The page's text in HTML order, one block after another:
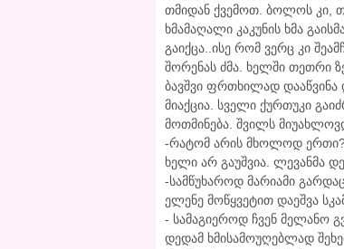
თმიდან ქვემოთ. ბოლოს კი,
ხმამაღალი კაკუნის ხმა
გაიქცა..ისე რომ ვერც კი
შორენას ძმა. ხელში თეთრი
ბავშვი ფრთხილად
მიაქცია. სველი ქურთუკი
მოთმინება. შვილს
-რატომ არის მხოლოდ ერთი?
ხელი არ გაუშვია. ლევანმა
-სამწუხაროდ მარიამი
ელენე მოწყვეტით დაეშვა
- სამაგიეროდ ჩვენ მელანო
დედამ ხმისამოუღებლად